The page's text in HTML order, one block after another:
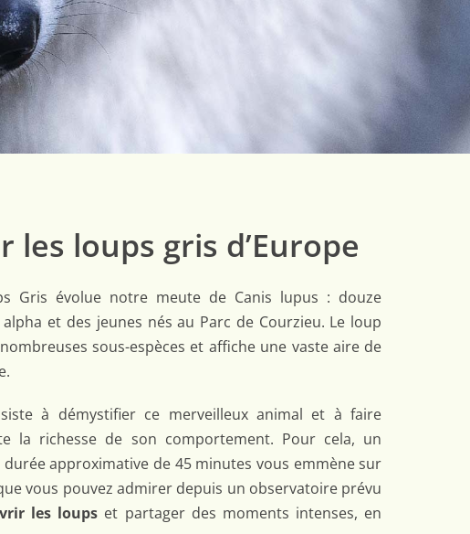
loups gris d’Europe
Gris évolue notre meute de Canis lupus : douze
et des jeunes nés au Parc de Courzieu. Le loup
sous-espèces et affiche une vaste aire de
à démystifier ce merveilleux animal et à faire
la richesse de son comportement. Pour cela, un
durée approximative de 45 minutes vous emmène sur
vous pouvez admirer depuis un observatoire prévu
les loups et partager des moments intenses, en